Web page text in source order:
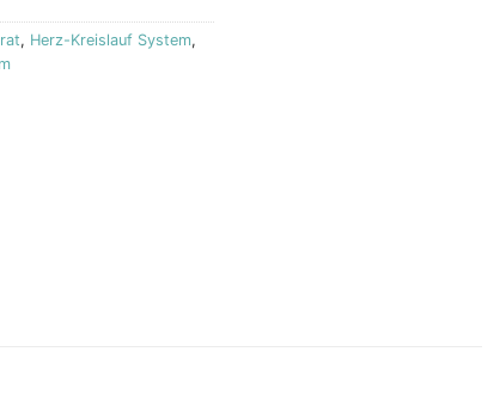
, Herz-Kreislauf System,